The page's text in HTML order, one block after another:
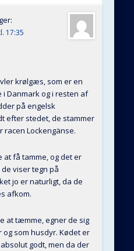
17:35
krølgæs, som er en
Danmark og i resten af
på engelsk
efter stedet, de stammer
racen Lockengänse.
få tamme, og det er
viser tegn på
jo er naturligt, da de
afkom.
at tæmme, egner de sig
som husdyr. Kødet er
godt, men da der